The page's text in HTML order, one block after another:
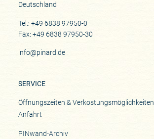
Deutschland
Tel.: +49 6838 97950-0
Fax: +49 6838 97950-30
info@pinard.de
SERVICE
Öffnungszeiten & Verkostungsmöglichkeiten
Anfahrt
PINwand-Archiv